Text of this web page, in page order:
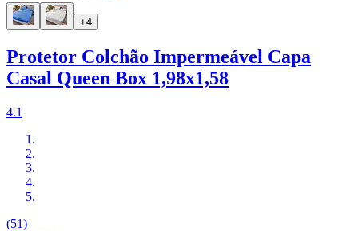
+4
Protetor Colchão Impermeável Capa
Casal Queen Box 1,98x1,58
4.1
(51)